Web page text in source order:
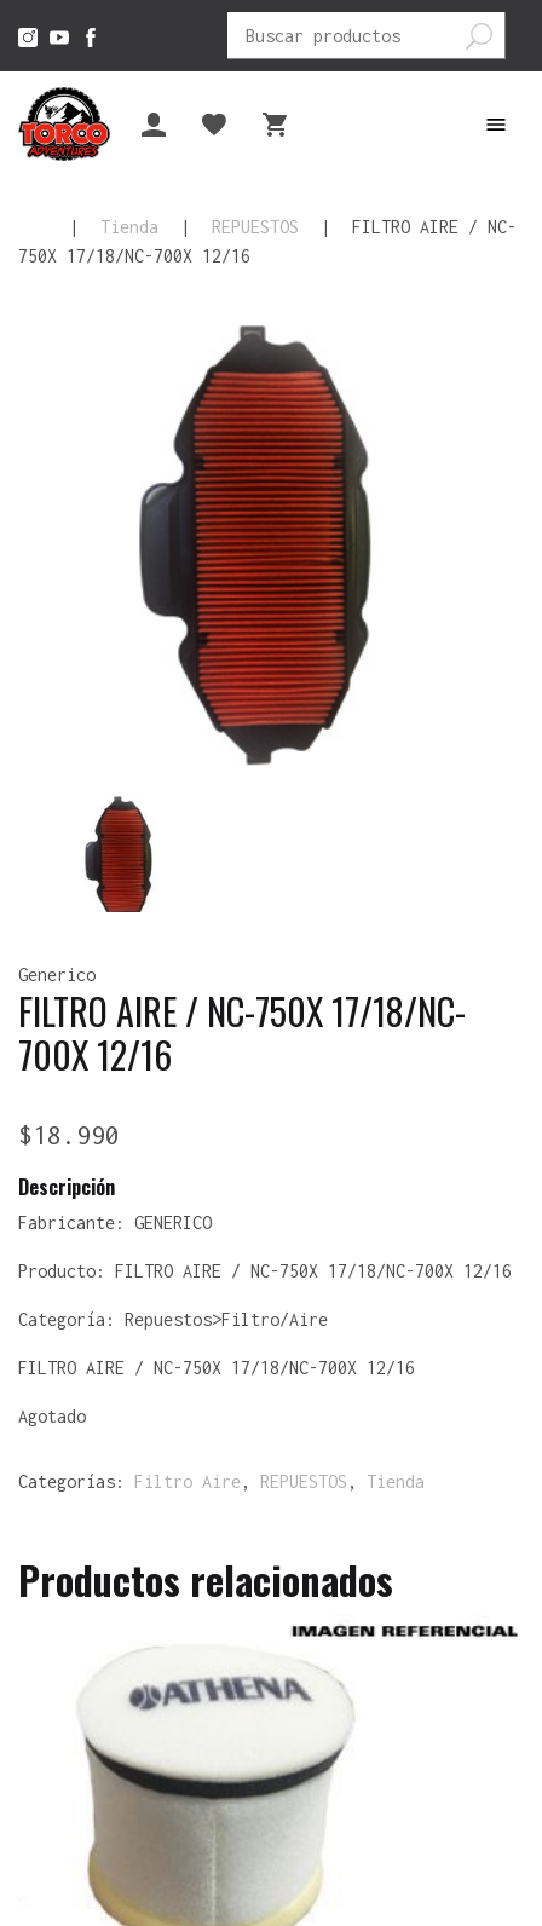
Buscar
por:
| Tienda | REPUESTOS |
FILTRO AIRE / NC-
750X 17/18/NC-700X 12/16
Generico
FILTRO AIRE / NC-750X 17/18/NC-
700X 12/16
$18.990
Descripción
Fabricante: GENERICO
Producto: FILTRO AIRE / NC-750X 17/18/NC-700X 12/16
Categoría: Repuestos>Filtro/Aire
FILTRO AIRE / NC-750X 17/18/NC-700X 12/16
Agotado
Categorías: Filtro Aire , REPUESTOS , Tienda
Productos relacionados